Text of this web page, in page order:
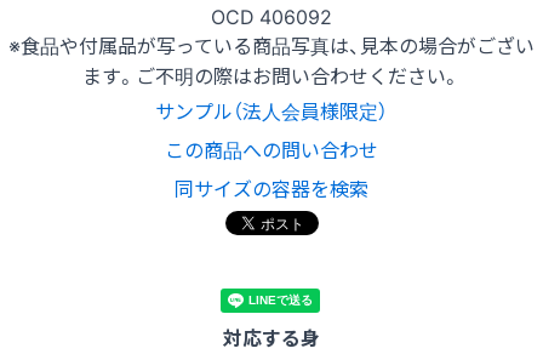
OCD 406092
※食品や付属品が写っている商品写真は、見本の場合がござい
ます。ご不明の際はお問い合わせください。
サンプル（法人会員様限定）
この商品への問い合わせ
同サイズの容器を検索
対応する身